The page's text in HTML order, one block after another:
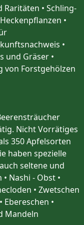
• Schling-
•
•
und Gräser •
von Forstgehölzen
Nicht Vorrätiges
350 Apfelsorten
haben spezielle
seltene und
Nashi - Obst •
• Zwetschen
Ebereschen •
Mandeln